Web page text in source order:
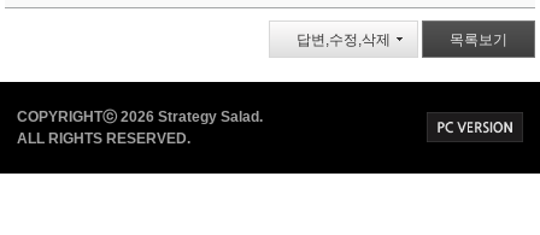
답변,수정,삭제 목록보기
COPYRIGHTⓒ 2026 Strategy Salad.
ALL RIGHTS RESERVED.